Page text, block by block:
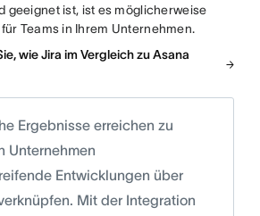
geeignet ist, ist es möglicherweise
Teams in Ihrem Unternehmen.
wie Jira im Vergleich zu Asana
Ergebnisse erreichen zu
Unternehmen
Entwicklungen über
Mit der Integration